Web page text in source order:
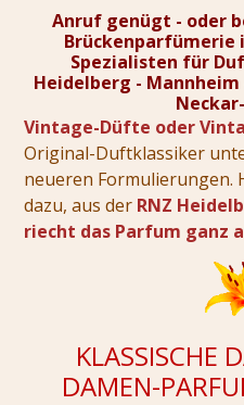
Anruf genügt - oder
Brückenparfümerie
Spezialisten für
Heidelberg -
Vintage-Düfte oder
Original-Duftklassiker
neueren Formulierungen.
dazu, aus der RNZ
riecht das Parfum ganz
KLASSISCHE
DAMEN-